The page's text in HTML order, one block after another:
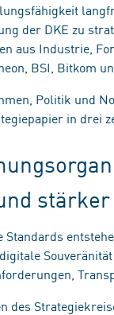
der DKE zu
aus Industrie,
BSI, Bitkom
Politik und
in drei
Standards
des